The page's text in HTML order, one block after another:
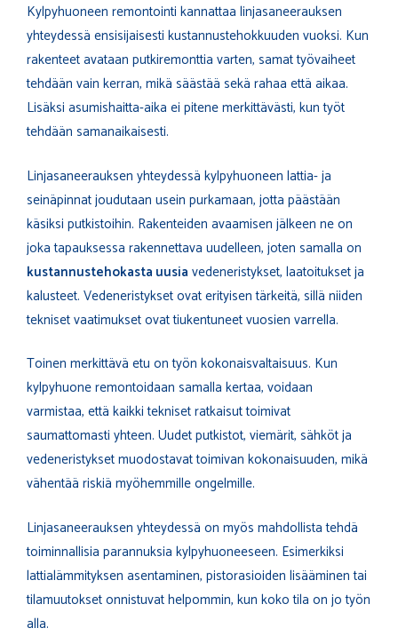
Kylpyhuoneen remontointi kannattaa linjasaneerauksen
yhteydessä ensisijaisesti kustannustehokkuuden vuoksi. Kun
rakenteet avataan putkiremonttia varten, samat työvaiheet
tehdään vain kerran, mikä säästää sekä rahaa että aikaa.
Lisäksi asumishaitta-aika ei pitene merkittävästi, kun työt
tehdään samanaikaisesti.
Linjasaneerauksen yhteydessä kylpyhuoneen lattia- ja
seinäpinnat joudutaan usein purkamaan, jotta päästään
käsiksi putkistoihin. Rakenteiden avaamisen jälkeen ne on
joka tapauksessa rakennettava uudelleen, joten samalla on
kustannustehokasta uusia vedeneristykset, laatoitukset ja
kalusteet. Vedeneristykset ovat erityisen tärkeitä, sillä niiden
tekniset vaatimukset ovat tiukentuneet vuosien varrella.
Toinen merkittävä etu on työn kokonaisvaltaisuus. Kun
kylpyhuone remontoidaan samalla kertaa, voidaan
varmistaa, että kaikki tekniset ratkaisut toimivat
saumattomasti yhteen. Uudet putkistot, viemärit, sähköt ja
vedeneristykset muodostavat toimivan kokonaisuuden, mikä
vähentää riskiä myöhemmille ongelmille.
Linjasaneerauksen yhteydessä on myös mahdollista tehdä
toiminnallisia parannuksia kylpyhuoneeseen. Esimerkiksi
lattialämmityksen asentaminen, pistorasioiden lisääminen tai
tilamuutokset onnistuvat helpommin, kun koko tila on jo työn
alla.